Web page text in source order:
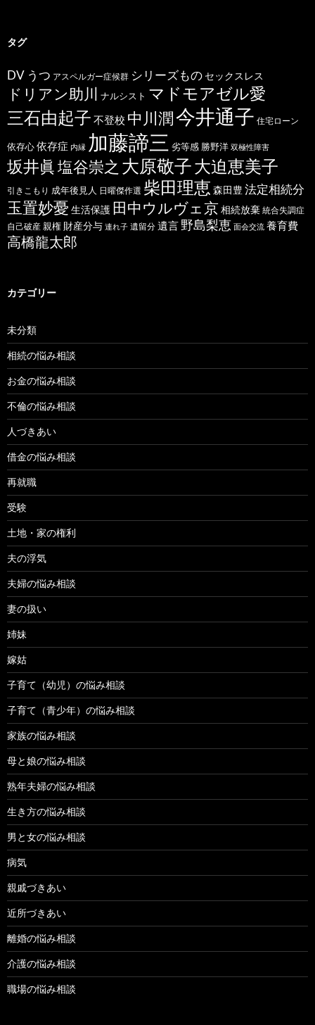
タグ
DV うつ アスペルガー症候群 シリーズもの セックスレス
ドリアン助川 ナルシスト マドモアゼル愛
三石由起子 不登校 中川潤今井通子 住宅ローン
依存心依存症 内縁 加藤諦三 劣等感 勝野洋 双極性障害
坂井眞塩谷崇之 大原敬子大迫恵美子
引きこもり 成年後見人 日曜傑作選 柴田理恵 森田豊 法定相続分
玉置妙憂 生活保護 田中ウルヴェ京相続放棄 統合失調症
自己破産 親権 財産分与 連れ子 遺留分 遺言 野島梨恵 面会交流 養育費
高橋龍太郎
カテゴリー
未分類
相続の悩み相談
お金の悩み相談
不倫の悩み相談
人づきあい
借金の悩み相談
再就職
受験
土地・家の権利
夫の浮気
夫婦の悩み相談
妻の扱い
姉妹
嫁姑
子育て（幼児）の悩み相談
子育て（青少年）の悩み相談
家族の悩み相談
母と娘の悩み相談
熟年夫婦の悩み相談
生き方の悩み相談
男と女の悩み相談
病気
親戚づきあい
近所づきあい
離婚の悩み相談
介護の悩み相談
職場の悩み相談